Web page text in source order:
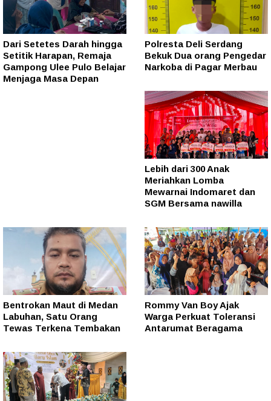
Dari Setetes Darah hingga
Setitik Harapan, Remaja
Gampong Ulee Pulo Belajar
Menjaga Masa Depan
Polresta Deli Serdang
Bekuk Dua orang Pengedar
Narkoba di Pagar Merbau
Lebih dari 300 Anak
Meriahkan Lomba
Mewarnai Indomaret dan
SGM Bersama nawilla
Bentrokan Maut di Medan
Labuhan, Satu Orang
Tewas Terkena Tembakan
Rommy Van Boy Ajak
Warga Perkuat Toleransi
Antarumat Beragama